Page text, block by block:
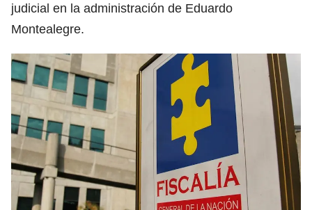
judicial en la administración de Eduardo
Montealegre.